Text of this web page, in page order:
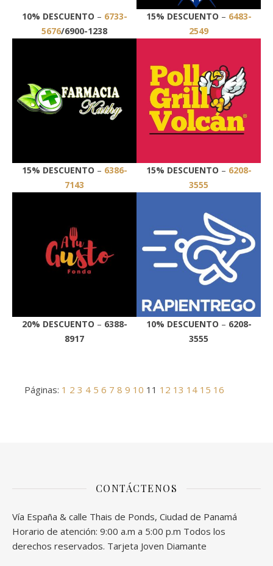
10% DESCUENTO – 6733-
5676/6900-1238
15% DESCUENTO – 6483-
2549
15% DESCUENTO – 6386-
7143
15% DESCUENTO – 6208-
3555
20% DESCUENTO – 6388-
8917
10% DESCUENTO – 6208-
3555
Páginas: 1 2 3 4 5 6 7 8 9 10 11 12 13 14 15 16
CONTÁCTENOS
Vía España & calle Thais de Ponds, Ciudad de Panamá
Horario de atención: 9:00 a.m a 5:00 p.m Todos los
derechos reservados. Tarjeta Joven Diamante